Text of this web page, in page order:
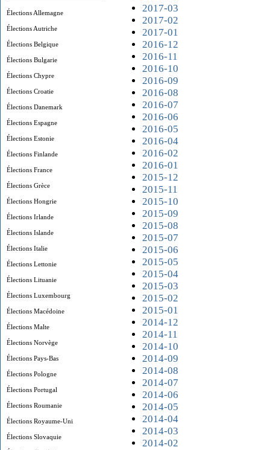
Élections Allemagne
Élections Autriche
Élections Belgique
Élections Bulgarie
Élections Chypre
Élections Croatie
Élections Danemark
Élections Espagne
Élections Estonie
Élections Finlande
Élections France
Élections Grèce
Élections Hongrie
Élections Irlande
Élections Islande
Élections Italie
Élections Lettonie
Élections Lituanie
Élections Luxembourg
Élections Macédoine
Élections Malte
Élections Norvège
Élections Pays-Bas
Élections Pologne
Élections Portugal
Élections Roumanie
Élections Royaume-Uni
Élections Slovaquie
2017-03
2017-02
2017-01
2016-12
2016-11
2016-10
2016-09
2016-08
2016-07
2016-06
2016-05
2016-04
2016-02
2016-01
2015-12
2015-11
2015-10
2015-09
2015-08
2015-07
2015-06
2015-05
2015-04
2015-03
2015-02
2015-01
2014-12
2014-11
2014-10
2014-09
2014-08
2014-07
2014-06
2014-05
2014-04
2014-03
2014-02